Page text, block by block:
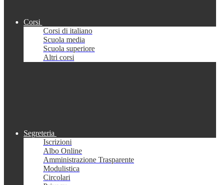
Corsi
Corsi di italiano
Scuola media
Scuola superiore
Altri corsi
Segreteria
Iscrizioni
Albo Online
Amministrazione Trasparente
Modulistica
Circolari